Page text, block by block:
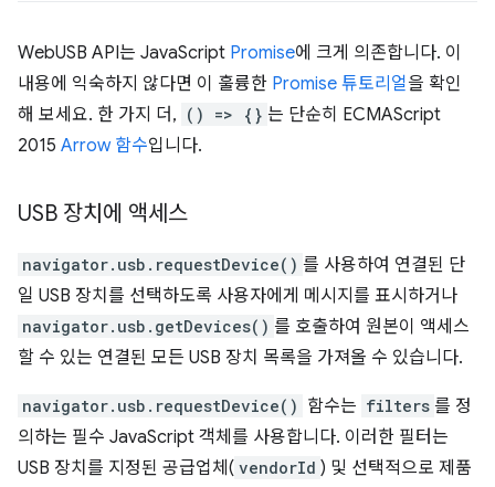
WebUSB API는 JavaScript Promise에 크게 의존합니다. 이
내용에 익숙하지 않다면 이 훌륭한 Promise 튜토리얼을 확인
해 보세요. 한 가지 더, () => {} 는 단순히 ECMAScript
2015 Arrow 함수입니다.
USB 장치에 액세스
navigator.usb.requestDevice() 를 사용하여 연결된 단
일 USB 장치를 선택하도록 사용자에게 메시지를 표시하거나
navigator.usb.getDevices() 를 호출하여 원본이 액세스
할 수 있는 연결된 모든 USB 장치 목록을 가져올 수 있습니다.
navigator.usb.requestDevice() 함수는 filters 를 정
의하는 필수 JavaScript 객체를 사용합니다. 이러한 필터는
USB 장치를 지정된 공급업체( vendorId ) 및 선택적으로 제품